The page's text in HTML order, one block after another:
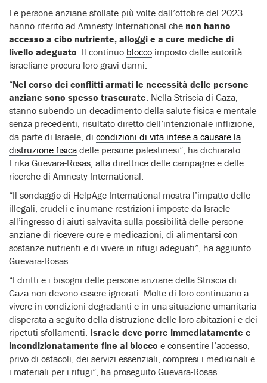
Le persone anziane sfollate più volte dall’ottobre del 2023
hanno riferito ad Amnesty International che non hanno
accesso a cibo nutriente, alloggi e a cure mediche di
livello adeguato . Il continuo blocco imposto dalle autorità
israeliane procura loro gravi danni.
“Nel corso dei conflitti armati le necessità delle persone
anziane sono spesso trascurate . Nella Striscia di Gaza,
stanno subendo un decadimento della salute fisica e mentale
senza precedenti, risultato diretto dell’intenzionale inflizione,
da parte di Israele, di condizioni di vita intese a causare la
distruzione fisica delle persone palestinesi”, ha dichiarato
Erika Guevara-Rosas, alta direttrice delle campagne e delle
ricerche di Amnesty International.
“Il sondaggio di HelpAge International mostra l’impatto delle
illegali, crudeli e inumane restrizioni imposte da Israele
all’ingresso di aiuti salvavita sulla possibilità delle persone
anziane di ricevere cure e medicazioni, di alimentarsi con
sostanze nutrienti e di vivere in rifugi adeguati”, ha aggiunto
Guevara-Rosas.
“I diritti e i bisogni delle persone anziane della Striscia di
Gaza non devono essere ignorati. Molte di loro continuano a
vivere in condizioni degradanti e in una situazione umanitaria
disperata a seguito della distruzione delle loro abitazioni e dei
ripetuti sfollamenti. Israele deve porre immediatamente e
incondizionatamente fine al blocco e consentire l’accesso,
privo di ostacoli, dei servizi essenziali, compresi i medicinali e
i materiali per i rifugi”, ha proseguito Guevara-Rosas.